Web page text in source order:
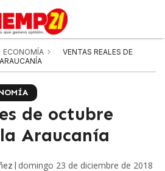
ECONOMÍA
VENTAS REALES DE
de octubre
Araucanía
| domingo 23 de diciembre de 2018